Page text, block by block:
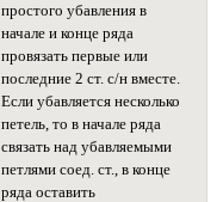
простого убавления в
начале и конце ряда
провязать первые или
последние 2 ст. с/н вместе.
Если убавляется несколько
петель, то в начале ряда
связать над убавляемыми
петлями соед. ст., в конце
ряда оставить